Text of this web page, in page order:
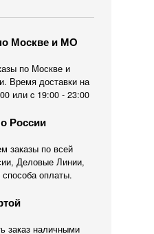
Москве и МО
по Москве и
Время доставки на
или c 19:00 - 23:00
России
заказы по всей
Деловые Линии,
оплаты.
заказ наличными